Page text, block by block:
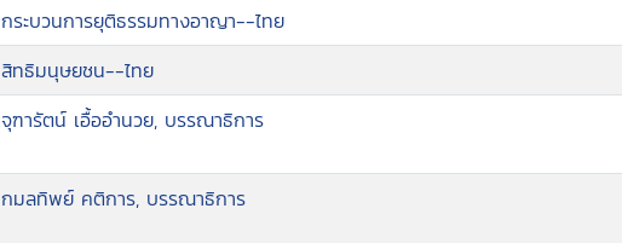
กระบวนการยุติธรรมทางอาญา--ไทย
สิทธิมนุษยชน--ไทย
จุฑารัตน์ เอื้ออำนวย, บรรณาธิการ
กมลทิพย์ คติการ, บรรณาธิการ